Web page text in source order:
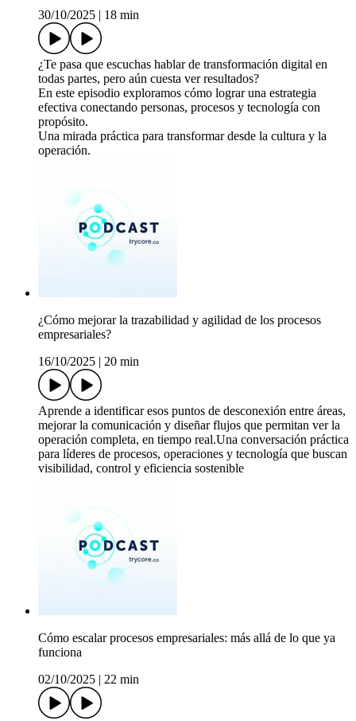
30/10/2025
18 min
¿Te pasa que escuchas hablar de transformación digital en
todas partes, pero aún cuesta ver resultados?
En este episodio exploramos cómo lograr una estrategia
efectiva conectando personas, procesos y tecnología con
propósito.
Una mirada práctica para transformar desde la cultura y la
operación.
¿Cómo mejorar la trazabilidad y agilidad de los procesos
empresariales?
16/10/2025
20 min
Aprende a identificar esos puntos de desconexión entre áreas,
mejorar la comunicación y diseñar flujos que permitan ver la
operación completa, en tiempo real.Una conversación práctica
para líderes de procesos, operaciones y tecnología que buscan
visibilidad, control y eficiencia sostenible
Cómo escalar procesos empresariales: más allá de lo que ya
funciona
02/10/2025
22 min